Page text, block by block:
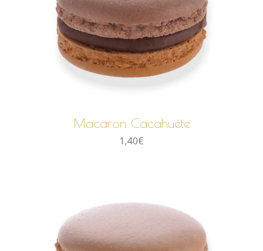
Macaron Cacahuète
1,40€